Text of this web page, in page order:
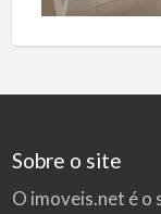
Sobre o site
O imoveis.net é o